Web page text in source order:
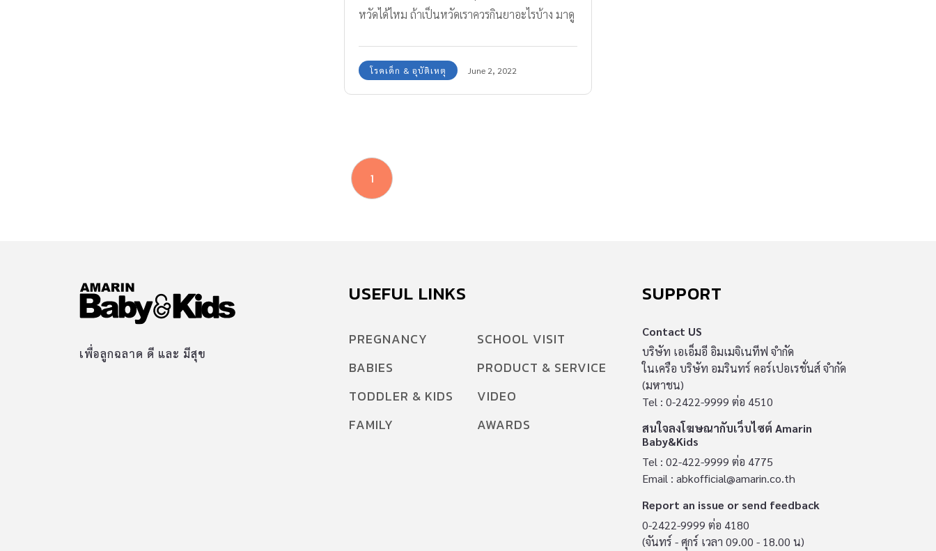
หวัดได้ไหม ถ้าเป็นหวัดเราควรกินยาอะไรบ้าง มาดู
โรคเด็ก & อุบัติเหตุ June 2, 2022
1
เพื่อลูกฉลาด ดี และ มีสุข
USEFUL LINKS
PREGNANCY
BABIES
TODDLER & KIDS
FAMILY
SCHOOL VISIT
PRODUCT & SERVICE
VIDEO
AWARDS
SUPPORT
Contact US
บริษัท เอเอ็มอี อิมเมจิเนทีฟ จำกัด
ในเครือ บริษัท อมรินทร์ คอร์เปอเรชั่นส์ จำกัด
(มหาชน)
Tel : 0-2422-9999 ต่อ 4510
สนใจลงโฆษณากับเว็บไซต์ Amarin
Baby&Kids
Tel : 02-422-9999 ต่อ 4775
Email : abkofficial@amarin.co.th
Report an issue or send feedback
0-2422-9999 ต่อ 4180
(จันทร์ - ศุกร์ เวลา 09.00 - 18.00 น)